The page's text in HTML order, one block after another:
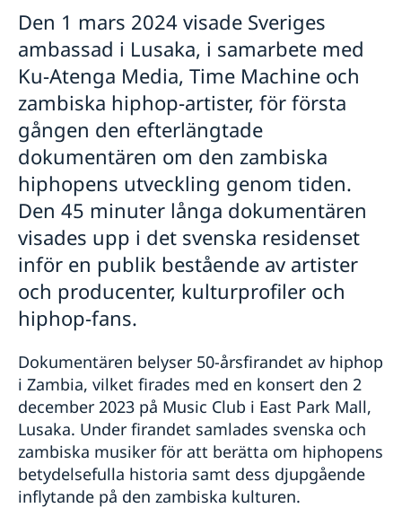
pappersansökningar
Stängt under påskhelgen
Negativt testsvar för covid-19 krävs vid inresa till
Sverige
Ambassaden håller stängt jul- och nyårshelgen
Sverige stärker kampen mot könsstympning
Problem med ambassadens telefon
UD:s reseavrådan med anledning av nya
coronaviruset
Förlängning av det tillfälliga inreseförbudet till
Sverige till och med den 31 augusti 2020 och
lättnader i restriktionerna för fler resenärer
Ambassaden stängd 6-7 juli 2020
Stängt midsommarafton
Ambassaden stängd 21 och 25 maj 2020
Svenska Dagbladet: artikel om Sida-finansierat
projekt i Zambia
Sidastöd till preventivmedel och abortutrustning för
att motverka coronapandemins effekter
Ambassaden stängd under påskhelgen
Reducering av flygavgångar Ethiopian Airlines
Den 1 mars 2024 visade Sveriges
ambassad i Lusaka, i samarbete med
Ku-Atenga Media, Time Machine och
zambiska hiphop-artister, för första
gången den efterlängtade
dokumentären om den zambiska
hiphopens utveckling genom tiden.
Den 45 minuter långa dokumentären
visades upp i det svenska residenset
inför en publik bestående av artister
och producenter, kulturprofiler och
hiphop-fans.
Dokumentären belyser 50-årsfirandet av hiphop
i Zambia, vilket firades med en konsert den 2
december 2023 på Music Club i East Park Mall,
Lusaka. Under firandet samlades svenska och
zambiska musiker för att berätta om hiphopens
betydelsefulla historia samt dess djupgående
inflytande på den zambiska kulturen.